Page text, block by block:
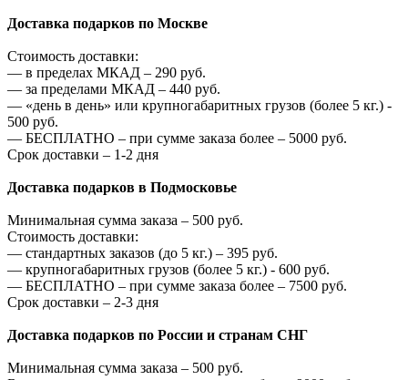
Доставка подарков по Москве
Стоимость доставки:
— в пределах МКАД – 290 руб.
— за пределами МКАД – 440 руб.
— «день в день» или крупногабаритных грузов (более 5 кг.) -
500 руб.
— БЕСПЛАТНО – при сумме заказа более – 5000 руб.
Срок доставки – 1-2 дня
Доставка подарков в Подмосковье
Минимальная сумма заказа – 500 руб.
Стоимость доставки:
— стандартных заказов (до 5 кг.) – 395 руб.
— крупногабаритных грузов (более 5 кг.) - 600 руб.
— БЕСПЛАТНО – при сумме заказа более – 7500 руб.
Срок доставки – 2-3 дня
Доставка подарков по России и странам СНГ
Минимальная сумма заказа – 500 руб.